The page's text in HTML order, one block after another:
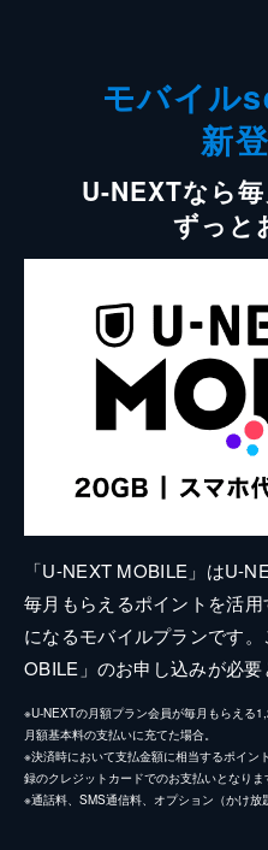
モバイル
新
U-NEXTなら
ずっと
「U-NEXT MOBILE」はU-
毎月もらえるポイントを活
になるモバイルプランです
OBILE」のお申し込みが必要
※U-NEXTの月額プラン会員が毎月もらえる
月額基本料の支払いに充てた場合。
※決済時において支払金額に相当するポイン
録のクレジットカードでのお支払いとなりま
※通話料、SMS通信料、オプション（かけ放